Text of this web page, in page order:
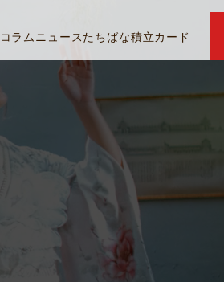
コラム ニュースたちばな積立カード